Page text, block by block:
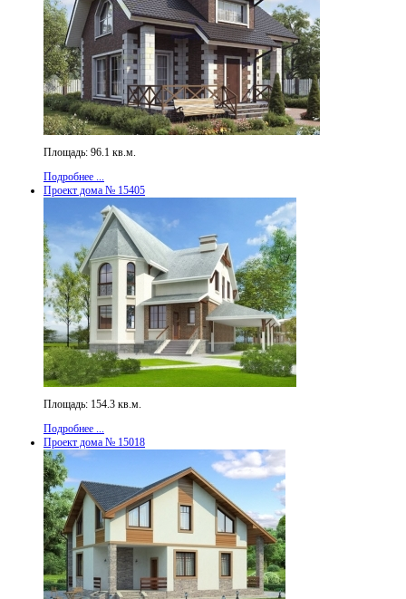
Площадь: 96.1 кв.м.
Подробнее ...
Проект дома № 15405
Площадь: 154.3 кв.м.
Подробнее ...
Проект дома № 15018